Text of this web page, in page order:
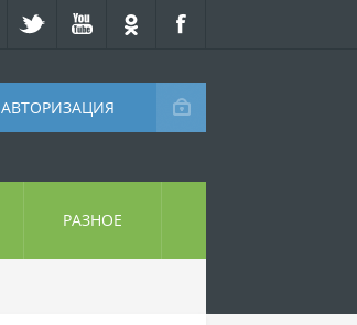
АВТОРИЗАЦИЯ
РАЗНОЕ